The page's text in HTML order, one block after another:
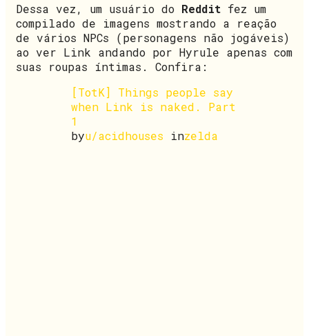
Dessa vez, um usuário do Reddit fez um
compilado de imagens mostrando a reação
de vários NPCs (personagens não jogáveis)
ao ver Link andando por Hyrule apenas com
suas roupas íntimas. Confira:
[TotK] Things people say
when Link is naked. Part
1
byu/acidhouses inzelda